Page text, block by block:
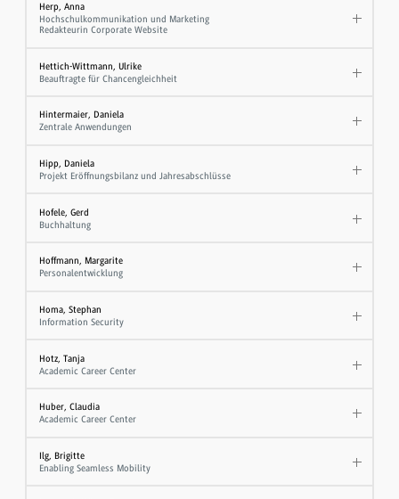
Herp, Anna
Hochschulkommunikation und Marketing
Redakteurin Corporate Website
Hettich-Wittmann, Ulrike
Beauftragte für Chancengleichheit
Hintermaier, Daniela
Zentrale Anwendungen
Hipp, Daniela
Projekt Eröffnungsbilanz und Jahresabschlüsse
Hofele, Gerd
Buchhaltung
Hoffmann, Margarite
Personalentwicklung
Homa, Stephan
Information Security
Hotz, Tanja
Academic Career Center
Huber, Claudia
Academic Career Center
Ilg, Brigitte
Enabling Seamless Mobility